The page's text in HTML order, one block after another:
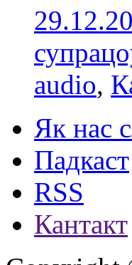
audio,
Як нас
Падкаст
RSS
Кантакт